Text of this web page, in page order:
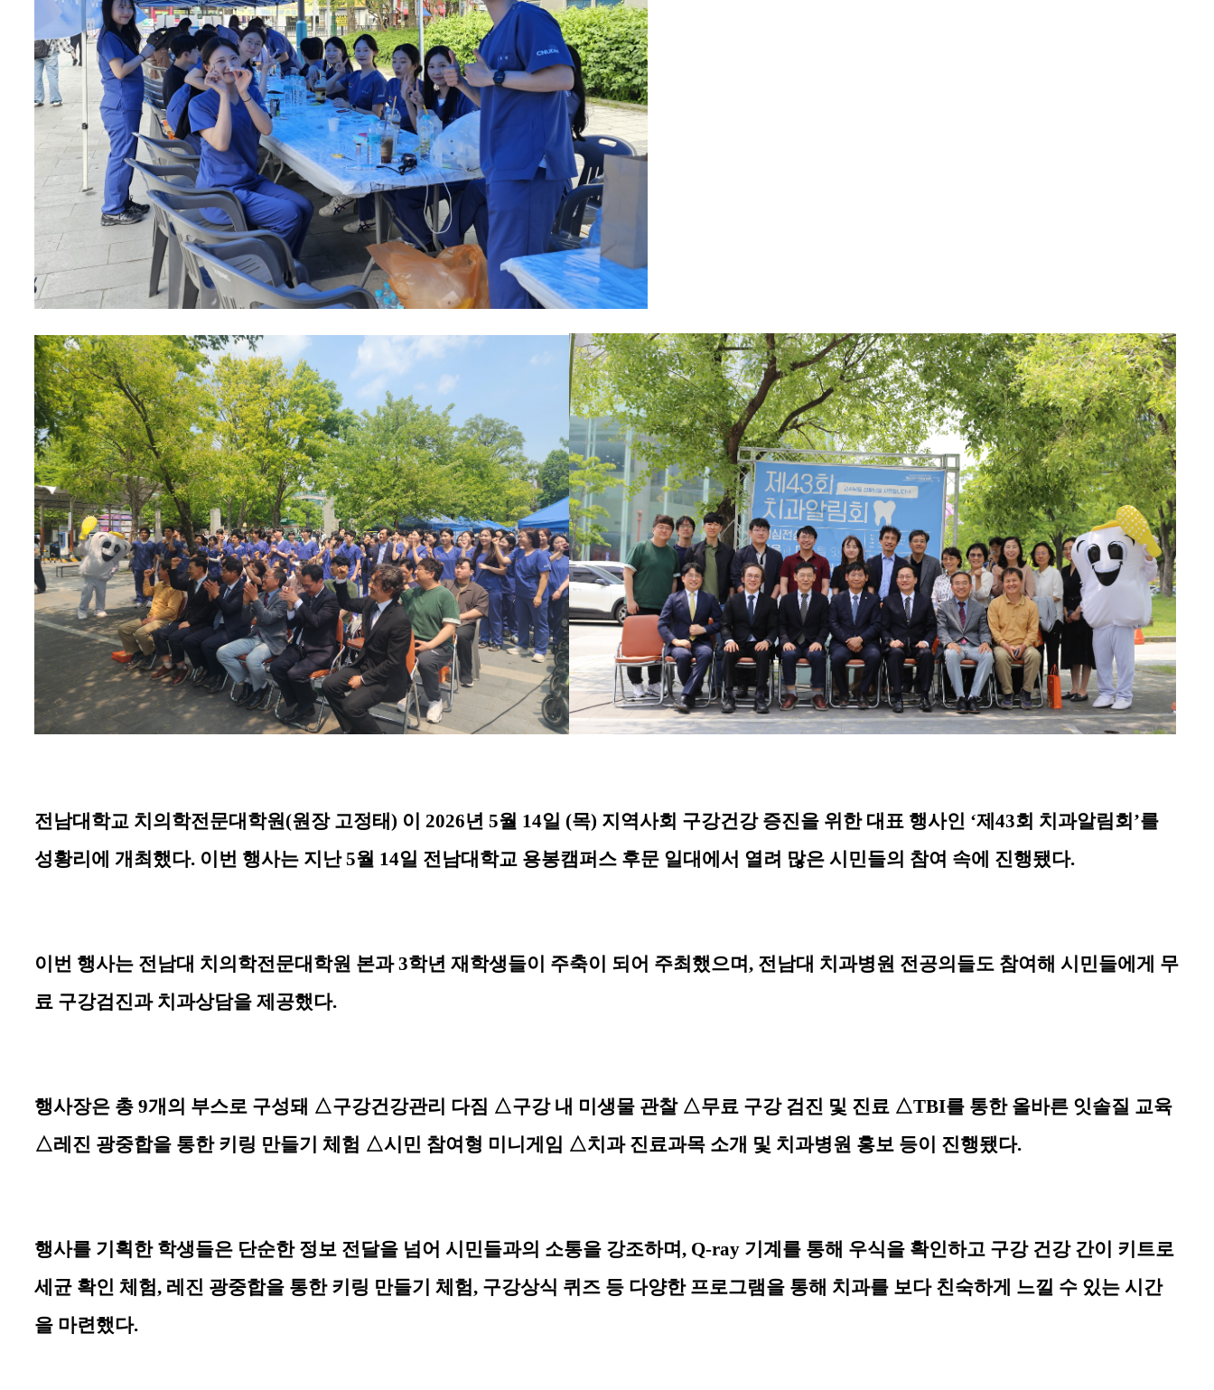
전남대학교 치의학전문대학원(원장 고정태) 이 2026년 5월 14일 (목) 지역사회 구강건강 증진을 위한 대표 행사인 ‘제 43회 치과알림회 ’를
성황리에 개최했다. 이번 행사는 지난5월 14일 전남대학교 용봉캠퍼스 후문 일대에서 열려 많은 시민들의 참여 속에 진행됐다.
이번 행사는 전남대 치의학전문대학원 본과3학년 재학생들이 주축이 되어 주최했으며, 전남대 치과병원 전공의들도 참여해 시민들에게 무
료 구강검진과 치과상담을 제공했다.
행사장은 총 9개의 부스로 구성돼 △구강건강관리 다짐 △구강 내 미생물 관찰 △무료 구강 검진 및 진료 △TBI를 통한 올바른 잇솔질 교육
△레진 광중합을 통한 키링 만들기 체험 △시민 참여형 미니게임 △치과 진료과목 소개 및 치과병원 홍보 등이 진행됐다.
행사를 기획한 학생들은 단순한 정보 전달을 넘어 시민들과의 소통을 강조하며, Q-ray 기계를 통해 우식을 확인하고 구강 건강 간이 키트로
세균 확인 체험, 레진 광중합을 통한 키링 만들기 체험, 구강상식 퀴즈 등 다양한 프로그램을 통해 치과를 보다 친숙하게 느낄 수 있는 시간
을 마련했다.